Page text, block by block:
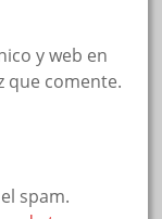
y web en
que comente.
spam.